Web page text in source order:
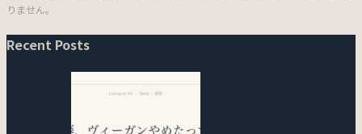
りません。
Recent Posts